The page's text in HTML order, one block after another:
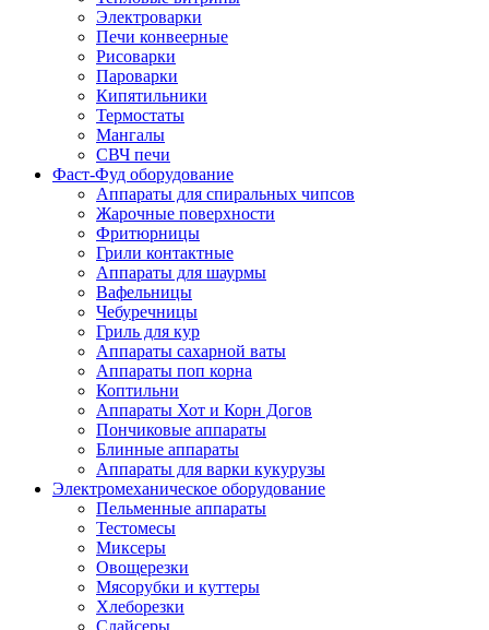
Электроварки
Печи конвеерные
Рисоварки
Пароварки
Кипятильники
Термостаты
Мангалы
СВЧ печи
Фаст-Фуд оборудование
Аппараты для спиральных чипсов
Жарочные поверхности
Фритюрницы
Грили контактные
Аппараты для шаурмы
Вафельницы
Чебуречницы
Гриль для кур
Аппараты сахарной ваты
Аппараты поп корна
Коптильни
Аппараты Хот и Корн Догов
Пончиковые аппараты
Блинные аппараты
Аппараты для варки кукурузы
Электромеханическое оборудование
Пельменные аппараты
Тестомесы
Миксеры
Овощерезки
Мясорубки и куттеры
Хлеборезки
Слайсеры